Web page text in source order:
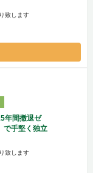
致します
年間撤退ゼ
で手堅く独立
致します